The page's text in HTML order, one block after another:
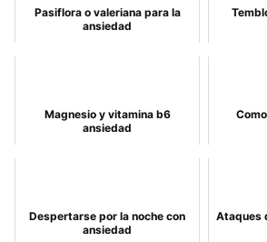
Pasiflora o valeriana para la
ansiedad
Magnesio y vitamina b6
ansiedad
Despertarse por la noche con
ansiedad
Ataques